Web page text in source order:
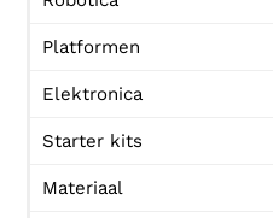
Platformen
Elektronica
Starter kits
Materiaal